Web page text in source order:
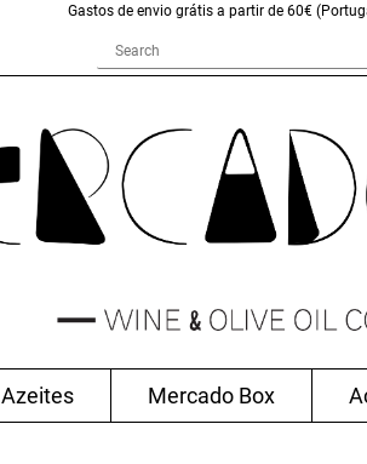
Gastos de envio grátis a partir de 60€
Azeites Mercado Box